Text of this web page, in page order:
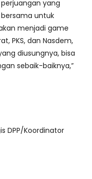
yang
bersama untuk
menjadi game
PKS, dan Nasdem,
diusungnya, bisa
sebaik-baiknya,”
DPP/Koordinator